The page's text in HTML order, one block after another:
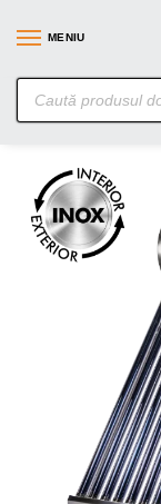
MENIU
Prima pagină
Uz